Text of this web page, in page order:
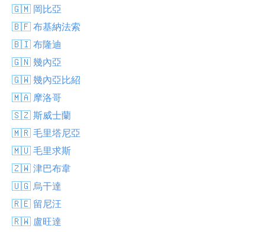
🇬🇲 岡比亞
🇧🇫 布基納法索
🇧🇮 布隆迪
🇬🇳 幾內亞
🇬🇼 幾內亞比紹
🇲🇦 摩洛哥
🇸🇿 斯威士蘭
🇲🇷 毛里塔尼亞
🇲🇺 毛里求斯
🇿🇼 津巴布韋
🇺🇬 烏干達
🇷🇪 留尼汪
🇷🇼 盧旺達